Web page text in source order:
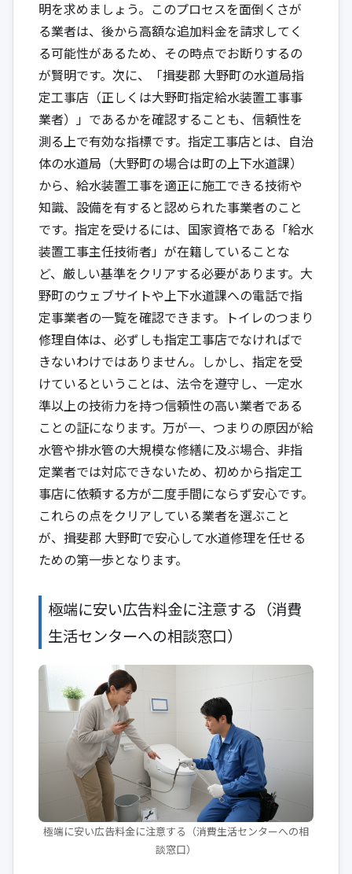
明を求めましょう。このプロセスを面倒くさが
る業者は、後から高額な追加料金を請求してく
る可能性があるため、その時点でお断りするの
が賢明です。次に、「揖斐郡 大野町の水道局指
定工事店（正しくは大野町指定給水装置工事事
業者）」であるかを確認することも、信頼性を
測る上で有効な指標です。指定工事店とは、自治
体の水道局（大野町の場合は町の上下水道課）
から、給水装置工事を適正に施工できる技術や
知識、設備を有すると認められた事業者のこと
です。指定を受けるには、国家資格である「給水
装置工事主任技術者」が在籍していることな
ど、厳しい基準をクリアする必要があります。大
野町のウェブサイトや上下水道課への電話で指
定事業者の一覧を確認できます。トイレのつまり
修理自体は、必ずしも指定工事店でなければで
きないわけではありません。しかし、指定を受
けているということは、法令を遵守し、一定水
準以上の技術力を持つ信頼性の高い業者である
ことの証になります。万が一、つまりの原因が給
水管や排水管の大規模な修繕に及ぶ場合、非指
定業者では対応できないため、初めから指定工
事店に依頼する方が二度手間にならず安心です。
これらの点をクリアしている業者を選ぶこと
が、揖斐郡 大野町で安心して水道修理を任せる
ための第一歩となります。
極端に安い広告料金に注意する（消費
生活センターへの相談窓口）
極端に安い広告料金に注意する（消費生活センターへの相
談窓口）